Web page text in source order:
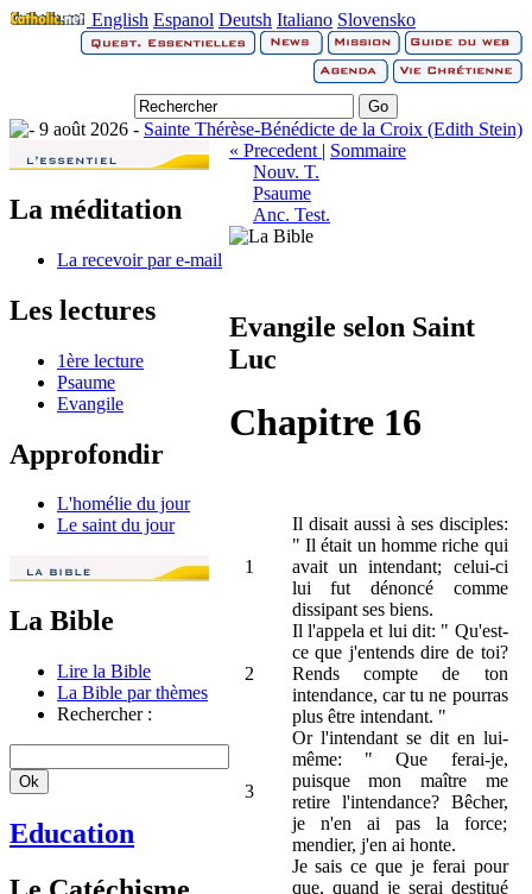
English Espanol Deutsh Italiano Slovensko
9 août 2026 - Sainte Thérèse-Bénédicte de la Croix (Edith Stein)
La méditation
La recevoir par e-mail
Les lectures
1ère lecture
Psaume
Evangile
Approfondir
L'homélie du jour
Le saint du jour
La Bible
Lire la Bible
La Bible par thèmes
Rechercher :
Education
« Precedent | Sommaire
Nouv. T.
Psaume
Anc. Test.
Evangile selon Saint
Luc
Chapitre 16
1
Il disait aussi à ses disciples:
" Il était un homme riche qui
avait un intendant; celui-ci
lui fut dénoncé comme
dissipant ses biens.
2
Il l'appela et lui dit: " Qu'est-
ce que j'entends dire de toi?
Rends compte de ton
intendance, car tu ne pourras
plus être intendant. "
3
Or l'intendant se dit en lui-
même: " Que ferai-je,
puisque mon maître me
retire l'intendance? Bêcher,
je n'en ai pas la force;
mendier, j'en ai honte.
Je sais ce que je ferai pour
que, quand je serai destitué